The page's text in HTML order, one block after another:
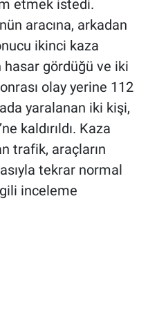
etmek istedi.
aracına, arkadan
ikinci kaza
hasar gördüğü ve iki
olay yerine 112
yaralanan iki kişi,
kaldırıldı. Kaza
trafik, araçların
tekrar normal
inceleme